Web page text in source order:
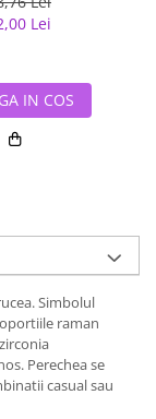
Lei
IN COS
Simbolul
raman
Perechea se
casual sau